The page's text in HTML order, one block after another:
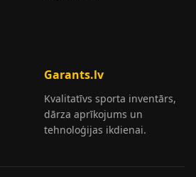
Garants.lv
Kvalitatīvs sporta inventārs,
dārza aprīkojums un
tehnoloģijas ikdienai.